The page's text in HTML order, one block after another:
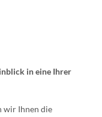
in eine Ihrer
wir Ihnen die